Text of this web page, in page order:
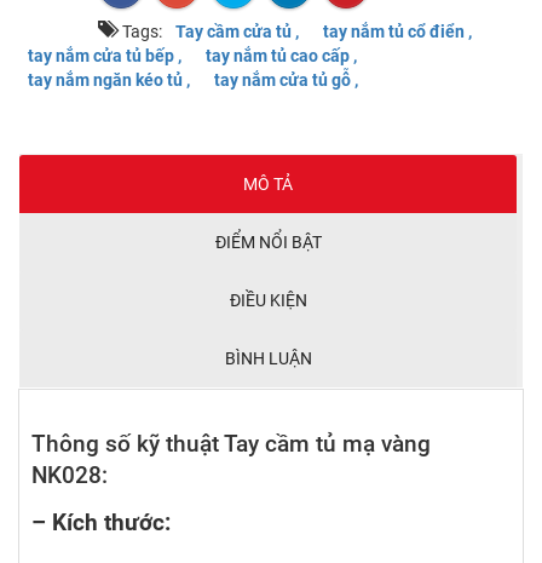
Tags: Tay cầm cửa tủ ,
tay nắm tủ cổ điển ,
tay nắm cửa tủ bếp ,
tay nắm tủ cao cấp ,
tay nắm ngăn kéo tủ ,
tay nắm cửa tủ gỗ ,
MÔ TẢ
ĐIỂM NỔI BẬT
ĐIỀU KIỆN
BÌNH LUẬN
Thông số kỹ thuật Tay cầm tủ mạ vàng
NK028:
– Kích thước: